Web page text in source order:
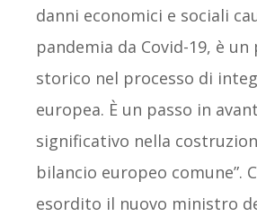
danni economici e sociali
pandemia da Covid-19, è un
storico nel processo di
europea. È un passo in
significativo nella
bilancio europeo comune”.
esordito il nuovo ministro